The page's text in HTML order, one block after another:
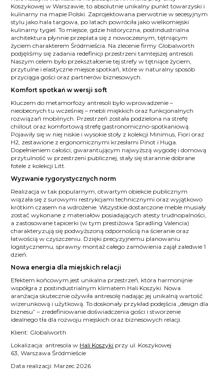
Koszykowej w Warszawie, to absolutnie unikalny punkt towarzyski i
kulinarny na mapie Polski. Zaprojektowana pierwotnie w secesyjnym
stylu jako hala targowa, po latach powróciła jako wielkomiejski
kulinarny tygiel. To miejsce, gdzie historyczna, postindustrialna
architektura płynnie przeplata się z nowoczesnym, tętniącym
życiem charakterem Śródmieścia. Na zlecenie firmy Globalworth
podjęliśmy się zadania redefinicji przestrzeni tamtejszej antresoli.
Naszym celem było przekształcenie tej strefy w tętniące życiem,
przytulne i elastyczne miejsce spotkań, które w naturalny sposób
przyciąga gości oraz partnerów biznesowych.
Komfort spotkań w wersji soft
Kluczem do metamorfozy antresoli było wprowadzenie –
nieobecnych tu wcześniej – mebli miękkich oraz funkcjonalnych
rozwiązań mobilnych. Przestrzeń została podzielona na strefę
chillout oraz komfortową strefę gastronomiczno-spotkaniową.
Pojawiły się w niej niskie i wysokie stoły z kolekcji Minimus, Fiori oraz
H2, zestawione z ergonomicznymi krzesłami Pinot i Huga.
Dopełnieniem całości, gwarantującym najwyższą wygodę i domową
przytulność w przestrzeni publicznej, stały się starannie dobrane
fotele z kolekcji Litt.
Wyzwanie rygorystycznych norm
Realizacja w tak popularnym, otwartym obiekcie publicznym
wiązała się z surowymi restrykcjami technicznymi oraz wyjątkowo
krótkim czasem na wdrożenie. Wszystkie dostarczone meble musiały
zostać wykonane z materiałów posiadających atesty trudnopalności,
a zastosowane tapicerki (w tym prestiżowa Spradling Valencia)
charakteryzują się podwyższoną odpornością na ścieranie oraz
łatwością w czyszczeniu. Dzięki precyzyjnemu planowaniu
logistycznemu, sprawny montaż całego zamówienia zajął zaledwie 1
dzień.
Nowa energia dla miejskich relacji
Efektem końcowym jest unikalna przestrzeń, która harmonijnie
współgra z postindustrialnym klimatem Hali Koszyki. Nowa
aranżacja skutecznie ożywiła antresolę nadając jej unikalną wartość
wizerunkową i użytkową. To doskonały przykład podejścia „design dla
biznesu” – zredefiniowanie doświadczenia gości i stworzenie
idealnego tła dla rozwoju miejskich oraz biznesowych relacji.
Klient: Globalworth
Lokalizacja: antresola w Hali Koszyki przy ul. Koszykowej
63, Warszawa Śródmieście
Data realizacji: Marzec 2026